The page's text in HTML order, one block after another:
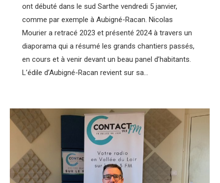
ont débuté dans le sud Sarthe vendredi 5 janvier,
comme par exemple à Aubigné-Racan. Nicolas
Mourier a retracé 2023 et présenté 2024 à travers un
diaporama qui a résumé les grands chantiers passés,
en cours et à venir devant un beau panel d’habitants.
L’édile d’Aubigné-Racan revient sur sa…